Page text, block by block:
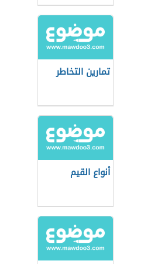
النرجسية في
العمل
تمارين التخاطر
أنواع القيم